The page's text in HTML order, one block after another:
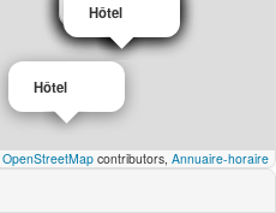
Hôtel
Hôtel
Hôtel
Hôtel
OpenStreetMap contributors, Annuaire-horaire